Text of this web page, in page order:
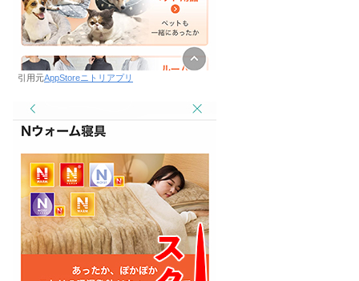
引用元AppStoreニトリアプリ